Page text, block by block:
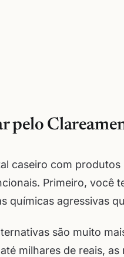
pelo
caseiro com
Primeiro, você
químicas agressivas
são muito
milhares de reais,